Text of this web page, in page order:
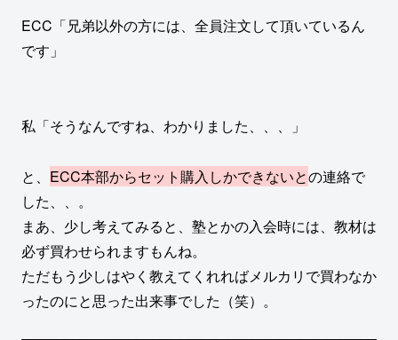
ECC「兄弟以外の方には、全員注文して頂いているん
です」
私「そうなんですね、わかりました、、、」
と、 ECC本部からセット購入しかできないとの連絡で
した、、。
まあ、少し考えてみると、塾とかの入会時には、教材は
必ず買わせられますもんね。
ただもう少しはやく教えてくれればメルカリで買わなか
ったのにと思った出来事でした（笑）。